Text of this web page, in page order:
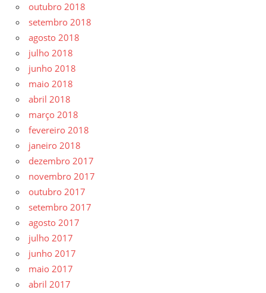
outubro 2018
setembro 2018
agosto 2018
julho 2018
junho 2018
maio 2018
abril 2018
março 2018
fevereiro 2018
janeiro 2018
dezembro 2017
novembro 2017
outubro 2017
setembro 2017
agosto 2017
julho 2017
junho 2017
maio 2017
abril 2017